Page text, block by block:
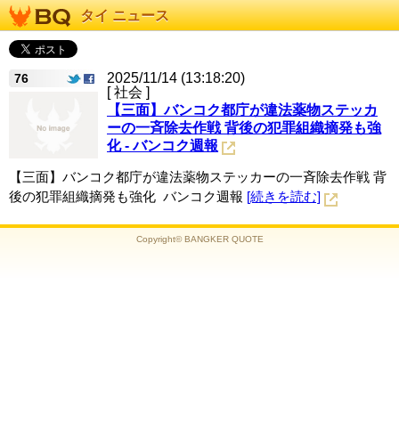
タイ ニュース
76
2025/11/14 (13:18:20)
[ 社会 ]
【三面】バンコク都庁が違法薬物ステッカ
ーの一斉除去作戦 背後の犯罪組織摘発も強
化 - バンコク週報
【三面】バンコク都庁が違法薬物ステッカーの一斉除去作戦 背
後の犯罪組織摘発も強化 バンコク週報 [続きを読む]
Copyright© BANGKER QUOTE